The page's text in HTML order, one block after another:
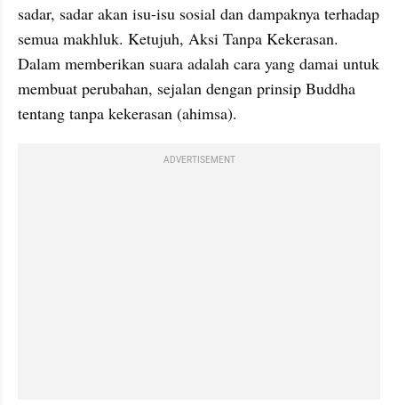
sadar, sadar akan isu-isu sosial dan dampaknya terhadap
semua makhluk. Ketujuh, Aksi Tanpa Kekerasan.
Dalam memberikan suara adalah cara yang damai untuk
membuat perubahan, sejalan dengan prinsip Buddha
tentang tanpa kekerasan (ahimsa).
ADVERTISEMENT